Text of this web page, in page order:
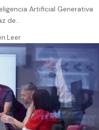
Artificial Generativa
de…
Leer